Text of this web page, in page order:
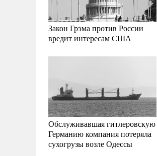
Закон Грэма против России
вредит интересам США
Обслуживавшая гитлеровскую
Германию компания потеряла
сухогрузы возле Одессы